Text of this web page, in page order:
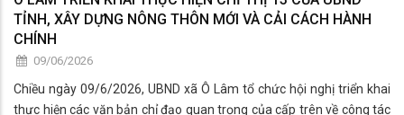
TỈNH, XÂY DỰNG NÔNG THÔN MỚI VÀ CẢI CÁCH HÀNH
CHÍNH
09/06/2026
Chiều ngày 09/6/2026, UBND xã Ô Lâm tổ chức hội nghị triển khai
thực hiện các văn bản chỉ đạo quan trọng của cấp trên về công tác